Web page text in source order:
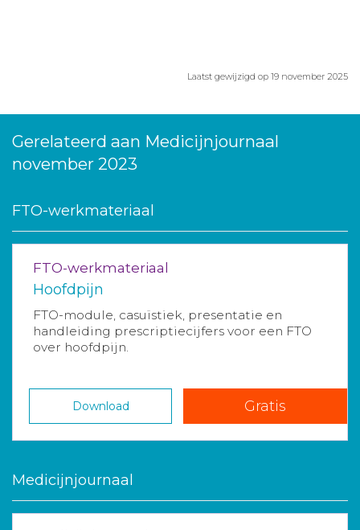
Laatst gewijzigd op 19 november 2025
Gerelateerd aan Medicijnjournaal
november 2023
FTO-werkmateriaal
FTO-werkmateriaal
Hoofdpijn
FTO-module, casuïstiek, presentatie en
handleiding prescriptiecijfers voor een FTO
over hoofdpijn.
Download Gratis
Medicijnjournaal